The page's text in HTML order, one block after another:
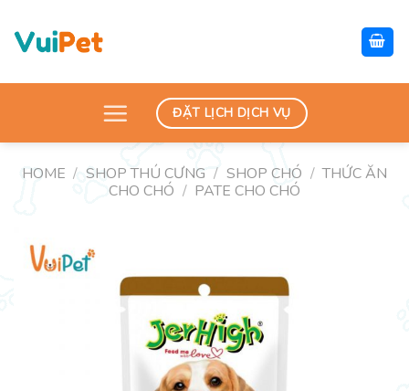
content
ĐẶT LỊCH DỊCH VỤ
HOME / SHOP THÚ CƯNG / SHOP CHÓ / THỨC ĂN
CHO CHÓ / PATE CHO CHÓ